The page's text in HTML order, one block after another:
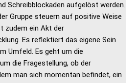
Schreibblockaden aufgelöst werden.
Gruppe steuern auf positive Weise
zudem ein Akt der
Es reflektiert das eigene Sein
Umfeld. Es geht um die
die Fragestellung, ob der
man sich momentan befindet, ein